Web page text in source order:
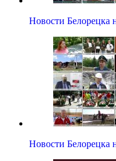
Новости Белорецка
Новости Белорецка